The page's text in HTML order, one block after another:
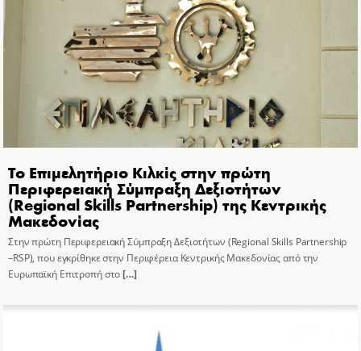
Το Επιμελητήριο Κιλκίς στην πρώτη
Περιφερειακή Σύμπραξη Δεξιοτήτων
(Regional Skills Partnership) της Κεντρικής
Μακεδονίας
Στην πρώτη Περιφερειακή Σύμπραξη Δεξιοτήτων (Regional Skills Partnership
–RSP), που εγκρίθηκε στην Περιφέρεια Κεντρικής Μακεδονίας από την
Ευρωπαϊκή Επιτροπή στο[…]